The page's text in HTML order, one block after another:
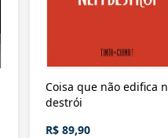
Coisa que não edifica
destrói
R$ 89,90